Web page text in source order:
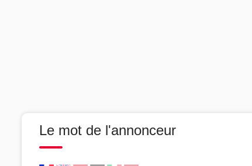
Le mot de l'annonceur